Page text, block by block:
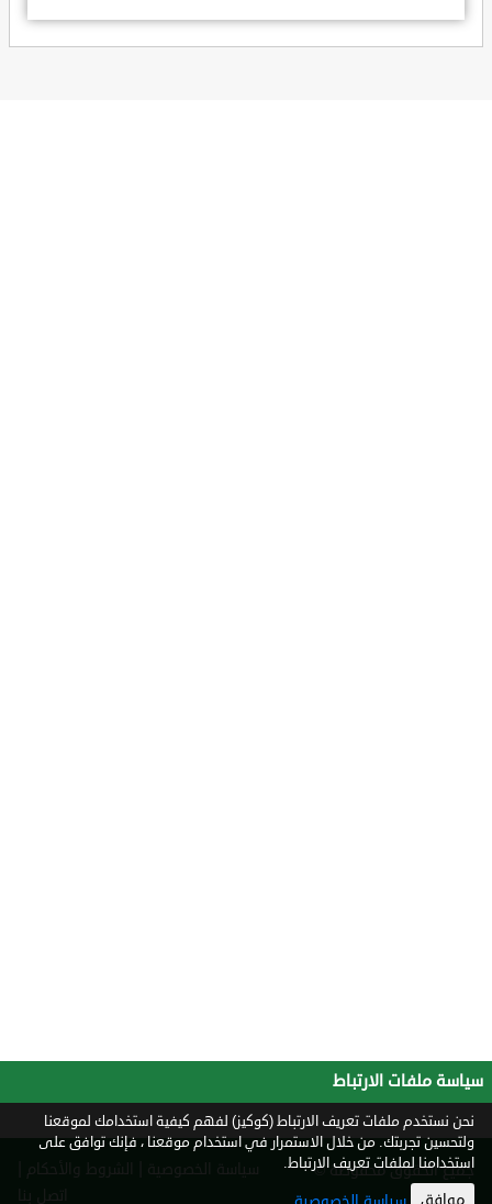
جميع الحقوق محفوظة ©
2026
سياسة ملفات الارتباط
نحن نستخدم ملفات تعريف الارتباط (كوكيز) لفهم كيفية استخدامك لموقعنا
ولتحسين تجربتك. من خلال الاستمرار في استخدام موقعنا ، فإنك توافق على
استخدامنا لملفات تعريف الارتباط.